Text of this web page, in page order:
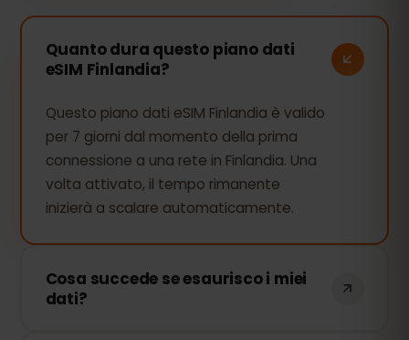
Quanto dura questo piano dati
eSIM Finlandia?
Questo piano dati eSIM Finlandia è valido
per 7 giorni dal momento della prima
connessione a una rete in Finlandia. Una
volta attivato, il tempo rimanente
inizierà a scalare automaticamente.
Cosa succede se esaurisco i miei
dati?